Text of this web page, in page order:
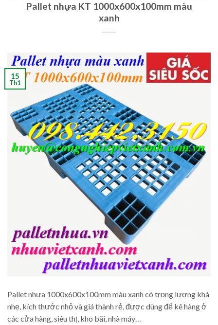
Pallet nhựa KT 1000x600x100mm màu
xanh
15
Th1
Pallet nhựa 1000x600x100mm màu xanh có trọng lượng khá
nhẹ, kích thước nhỏ và giá thành rẻ, được dùng để kê hàng ở
các cửa hàng, siêu thị, kho bãi, nhà máy…